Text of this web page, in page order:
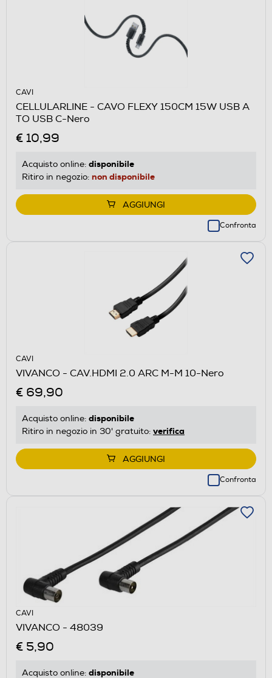
CAVI
CELLULARLINE - CAVO FLEXY 150CM 15W USB A
TO USB C-Nero
€ 10,99
Acquisto online: disponibile
Ritiro in negozio: non disponibile
AGGIUNGI
Confronta
CAVI
VIVANCO - CAV.HDMI 2.0 ARC M-M 10-Nero
€ 69,90
Acquisto online: disponibile
Ritiro in negozio in 30' gratuito: verifica
AGGIUNGI
Confronta
CAVI
VIVANCO - 48039
€ 5,90
Acquisto online: disponibile